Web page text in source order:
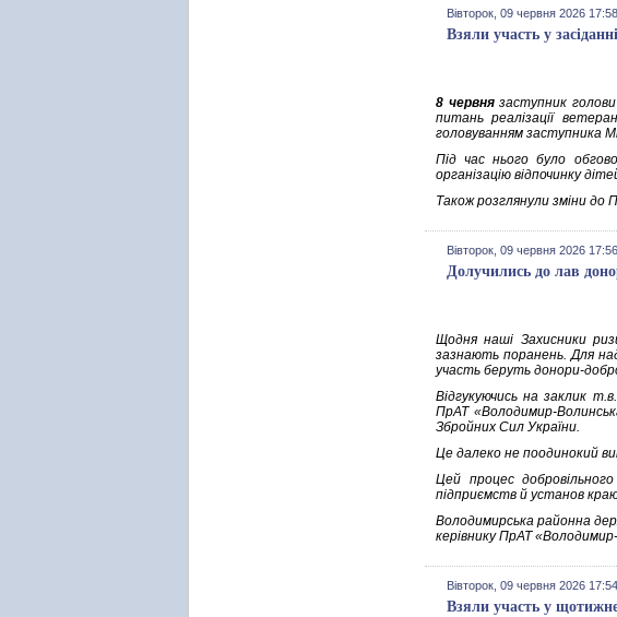
Вівторок, 09 червня 2026 17:58
Взяли участь у
8 червнязаступник голови
питань реалізації
головуванням заступника
Під час нього було
організацію відпочинку
Також розглянули зміни до
Вівторок, 09 червня 2026 17:56
Долучились до лав
Щодня наші Захисники
зазнають поранень. Для
участь беруть донори-
Відгукуючись на заклик
ПрАТ «Володимир-
Збройних Сил України.
Це далеко не поодинокий
Цей процес
підприємств й установ
Володимирська районна
керівнику ПрАТ
Вівторок, 09 червня 2026 17:54
Взяли участь у